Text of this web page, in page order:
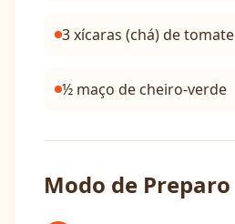
3 xícaras (chá) de tomate
½ maço de cheiro-verde
Modo de Preparo